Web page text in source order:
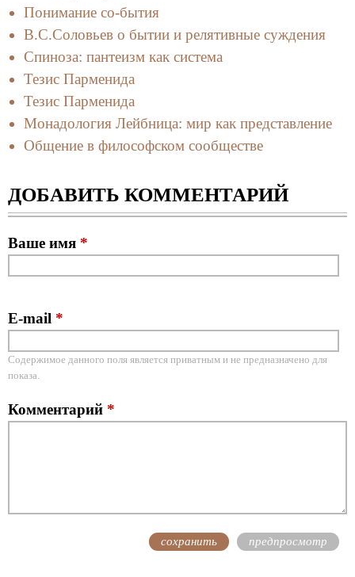
Понимание со-бытия
В.С.Соловьев о бытии и релятивные суждения
Спиноза: пантеизм как система
Тезис Парменида
Тезис Парменида
Монадология Лейбница: мир как представление
Общение в философском сообществе
ДОБАВИТЬ КОММЕНТАРИЙ
Ваше имя *
E-mail *
Содержимое данного поля является приватным и не предназначено для
показа.
Комментарий *